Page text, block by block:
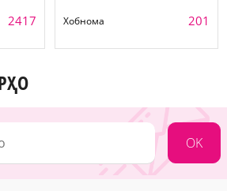
2417 Хобнома 201
OK